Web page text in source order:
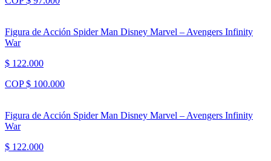
Figura de Acción Spider Man Disney Marvel – Avengers Infinity
War
$ 122.000
COP $ 100.000
Figura de Acción Spider Man Disney Marvel – Avengers Infinity
War
$ 122.000